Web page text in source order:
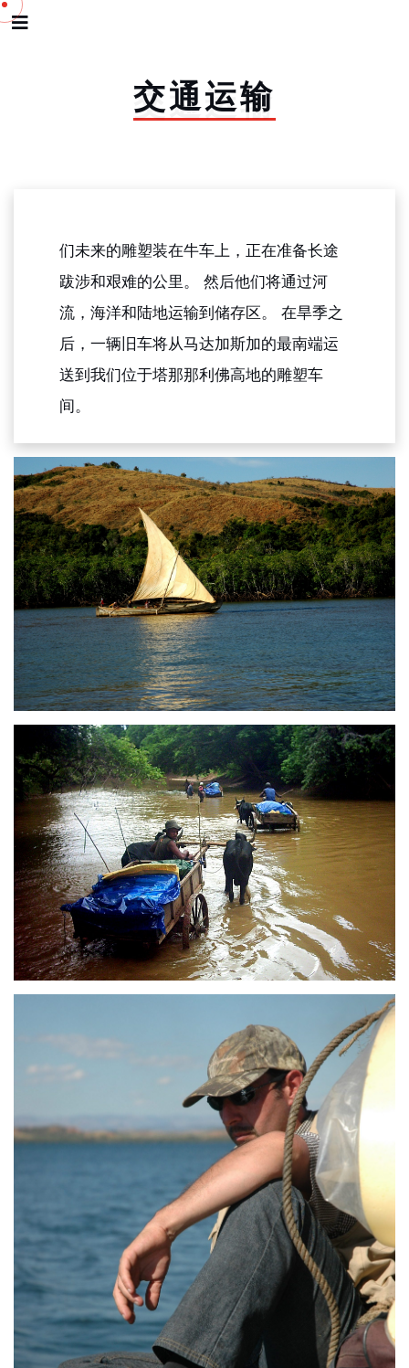
交通运输
们未来的雕塑装在牛车上，正在准备长途
跋涉和艰难的公里。 然后他们将通过河
流，海洋和陆地运输到储存区。 在旱季之
后，一辆旧车将从马达加斯加的最南端运
送到我们位于塔那那利佛高地的雕塑车
间。